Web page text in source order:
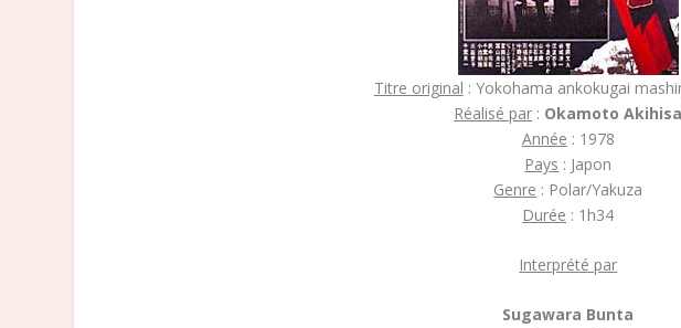
Titre original : Yokohama ankokugai
Réalisé par : Okamoto Akihisa
Année : 1978
Pays : Japon
Genre : Polar/Yakuza
Durée : 1h34
Interprété par
Sugawara Bunta